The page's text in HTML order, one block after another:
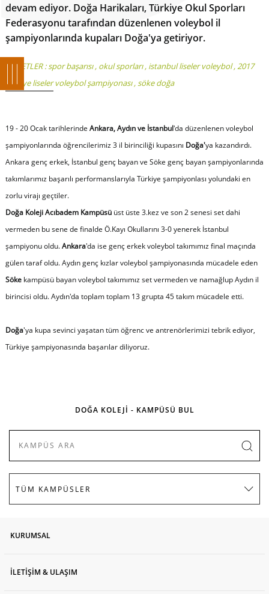
devam ediyor. Doğa Harikaları, Türkiye Okul Sporları
Federasyonu tarafından düzenlenen voleybol il
şampiyonlarında kupaları Doğa'ya getiriyor.
ETİKETLER :spor başarısı, okul sporları, istanbul liseler voleybol,2017
türkiye liseler voleybol şampiyonası,söke doğa
19 - 20 Ocak tarihlerinde Ankara, Aydın ve İstanbul'da düzenlenen voleybol
şampiyonlarında öğrencilerimiz 3 il birinciliği kupasını Doğa'ya kazandırdı.
Ankara genç erkek, İstanbul genç bayan ve Söke genç bayan şampiyonlarında
takımlarımız başarılı performanslarıyla Türkiye şampiyonlası yolundaki en
zorlu virajı geçtiler.
Doğa Koleji Acıbadem Kampüsü üst üste 3.kez ve son 2 senesi set dahi
vermeden bu sene de finalde Ö.Kayı Okullarını 3-0 yenerek İstanbul
şampiyonu oldu.Ankara'da ise genç erkek voleybol takımımız final maçında
gülen taraf oldu. Aydın genç kızlar voleybol şampiyonasında mücadele eden
Sökekampüsü bayan voleybol takımımız set vermeden ve namağlup Aydın il
birincisi oldu. Aydın'da toplam toplam 13 grupta 45 takım mücadele etti.
Doğa'ya kupa sevinci yaşatan tüm öğrenc ve antrenörlerimizi tebrik ediyor,
Türkiye şampiyonasında başarılar diliyoruz.
DOĞA KOLEJİ - KAMPÜSÜ BUL
KURUMSAL
İLETİŞİM & ULAŞIM